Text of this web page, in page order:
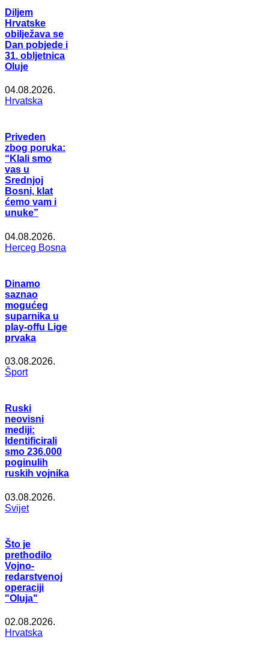
Diljem
Hrvatske
obilježava se
Dan pobjede i
31. obljetnica
Oluje
04.08.2026.
Hrvatska
Priveden
zbog poruka:
“Klali smo
vas u
Srednjoj
Bosni, klat
ćemo vam i
unuke”
04.08.2026.
Herceg Bosna
Dinamo
saznao
mogućeg
suparnika u
play-offu Lige
prvaka
03.08.2026.
Šport
Ruski
neovisni
mediji:
Identificirali
smo 236.000
poginulih
ruskih vojnika
03.08.2026.
Svijet
Što je
prethodilo
Vojno-
redarstvenoj
operaciji
"Oluja"
02.08.2026.
Hrvatska